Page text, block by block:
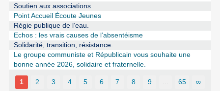
Soutien aux associations
Point Accueil Écoute Jeunes
Régie publique de l’eau.
Echos : les vrais causes de l’absentéisme
Solidarité, transition, résistance.
Le groupe communiste et Républicain vous souhaite une
bonne année 2026, solidaire et fraternelle.
1 2 3 4 5 6 7 8 9 … 65 ∞